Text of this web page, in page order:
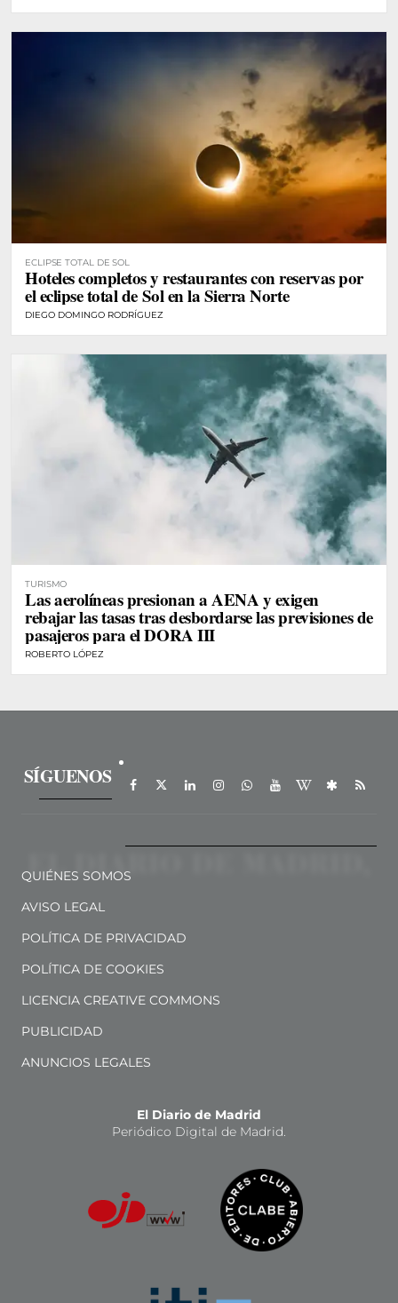
ECLIPSE TOTAL DE SOL
Hoteles completos y restaurantes con reservas por
el eclipse total de Sol en la Sierra Norte
DIEGO DOMINGO RODRÍGUEZ
TURISMO
Las aerolíneas presionan a AENA y exigen
rebajar las tasas tras desbordarse las previsiones de
pasajeros para el DORA III
ROBERTO LÓPEZ
SÍGUENOS
QUIÉNES SOMOS
AVISO LEGAL
POLÍTICA DE PRIVACIDAD
POLÍTICA DE COOKIES
LICENCIA CREATIVE COMMONS
PUBLICIDAD
ANUNCIOS LEGALES
El Diario de Madrid
Periódico Digital de Madrid.